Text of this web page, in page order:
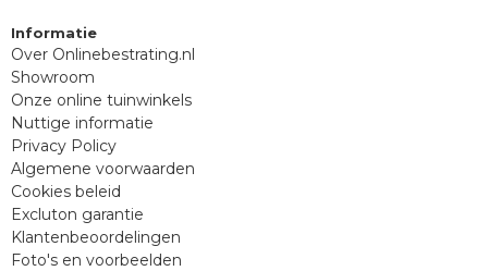
Informatie
Over Onlinebestrating.nl
Showroom
Onze online tuinwinkels
Nuttige informatie
Privacy Policy
Algemene voorwaarden
Cookies beleid
Excluton garantie
Klantenbeoordelingen
Foto's en voorbeelden